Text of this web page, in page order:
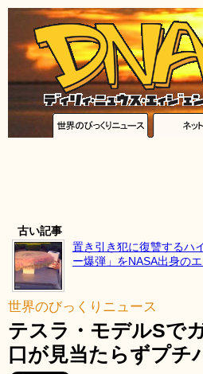
古い記事
置き引き犯に復讐するハ
ー爆弾」をNASA出身の
世界のびっくりニュース
テスラ・モデルSで
口が見当たらずプチ